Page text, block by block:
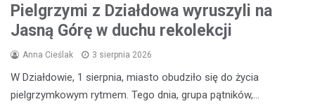
Pielgrzymi z Działdowa wyruszyli na
Jasną Górę w duchu rekolekcji
Anna Cieślak 3 sierpnia 2026
W Działdowie, 1 sierpnia, miasto obudziło się do życia
pielgrzymkowym rytmem. Tego dnia, grupa pątników,…